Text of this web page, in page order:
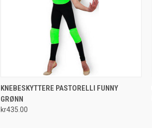
QUICK VIEW VIEW OPTIONS
Compare
KNEBESKYTTERE PASTORELLI FUNNY
GRØNN
kr435.00